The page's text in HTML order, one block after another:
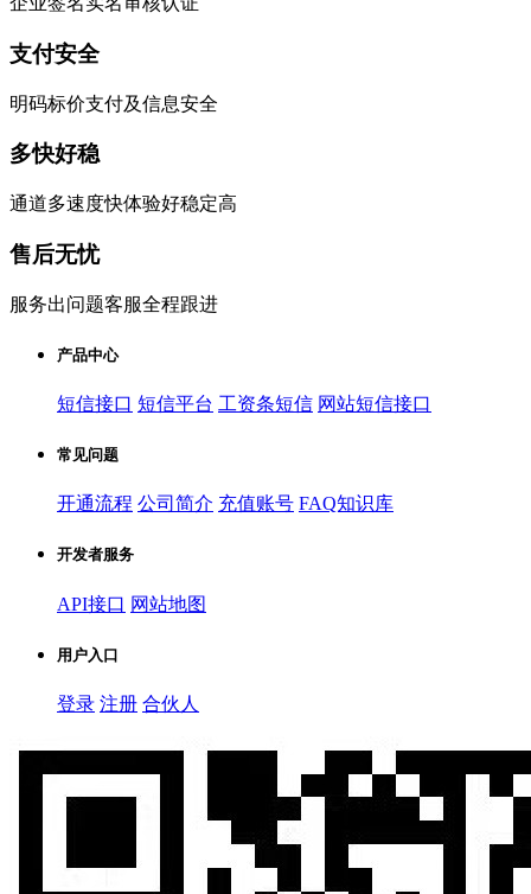
支付安全
明码标价支付及信息安全
多快好稳
通道多速度快体验好稳定高
售后无忧
服务出问题客服全程跟进
产品中心
短信接口 短信平台 工资条短信 网站短信接口
常见问题
开通流程 公司简介 充值账号 FAQ知识库
开发者服务
API接口 网站地图
用户入口
登录 注册 合伙人